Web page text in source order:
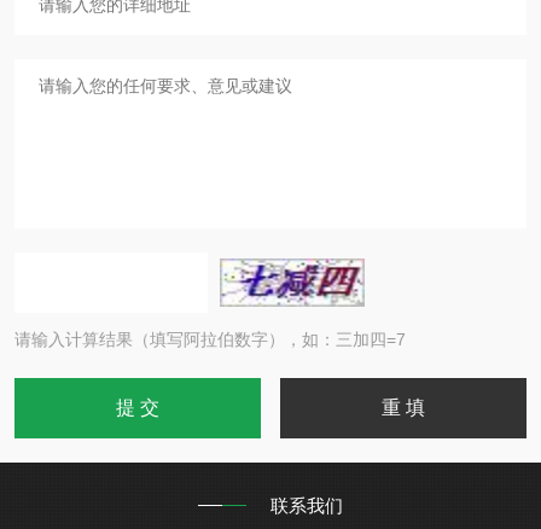
请输入计算结果（填写阿拉伯数字），如：三加四=7
联系我们